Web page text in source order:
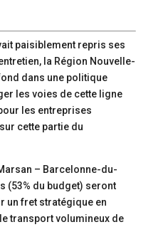
paisiblement repris ses
la Région Nouvelle-
dans une politique
les voies de cette ligne
les entreprises
cette partie du
– Barcelonne-du-
(53% du budget) seront
un fret stratégique en
transport volumineux de